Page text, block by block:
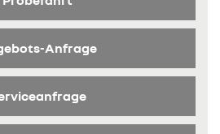
Anfrage